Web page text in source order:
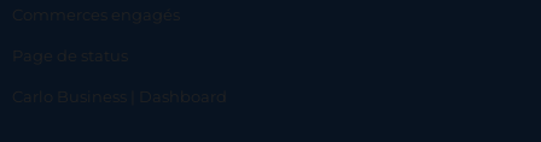
Commerces engagés
Page de status
Carlo Business | Dashboard